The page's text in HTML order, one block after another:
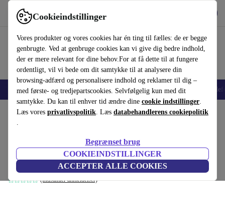
Cookieindstillinger
Vores produkter og vores cookies har én ting til fælles: de er begge
genbrugte. Ved at genbruge cookies kan vi give dig bedre indhold,
der er mere relevant for dine behov.For at få dette til at fungere
ordentligt, vil vi bede om dit samtykke til at analysere din
browsing-adfærd og personalisere indhold og reklamer til dig –
med første- og tredjepartscookies. Selvfølgelig kun med dit
samtykke. Du kan til enhver tid ændre dine cookie indstillinger.
Læs vores privatlivspolitik. Læs databehandlerens cookiepolitik
.
Begrænset brug
COOKIEINDSTILLINGER
ACCEPTER ALLE COOKIES
Brug refurbed hurtigt og nemt
Smartphones Bærbare Tablets Smartwatches Tilbehør
Startside Produkter Husholdning Møbler
Madison sovesofa venstre chaiselong
Agnes Brown
brun
(Indsamler anmeldelser)